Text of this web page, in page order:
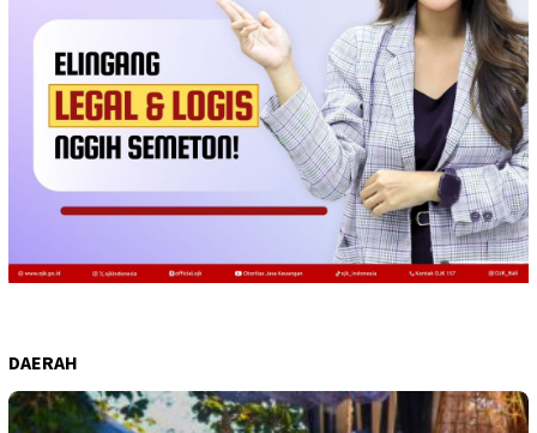
DAERAH